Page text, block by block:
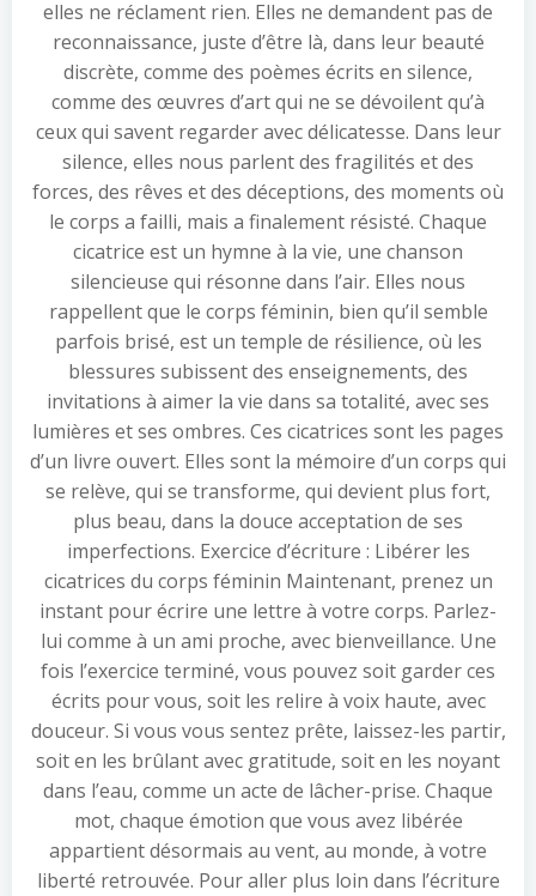
elles ne réclament rien. Elles ne demandent pas de
reconnaissance, juste d’être là, dans leur beauté
discrète, comme des poèmes écrits en silence,
comme des œuvres d’art qui ne se dévoilent qu’à
ceux qui savent regarder avec délicatesse. Dans leur
silence, elles nous parlent des fragilités et des
forces, des rêves et des déceptions, des moments où
le corps a failli, mais a finalement résisté. Chaque
cicatrice est un hymne à la vie, une chanson
silencieuse qui résonne dans l’air. Elles nous
rappellent que le corps féminin, bien qu’il semble
parfois brisé, est un temple de résilience, où les
blessures subissent des enseignements, des
invitations à aimer la vie dans sa totalité, avec ses
lumières et ses ombres. Ces cicatrices sont les pages
d’un livre ouvert. Elles sont la mémoire d’un corps qui
se relève, qui se transforme, qui devient plus fort,
plus beau, dans la douce acceptation de ses
imperfections. Exercice d’écriture : Libérer les
cicatrices du corps féminin Maintenant, prenez un
instant pour écrire une lettre à votre corps. Parlez-
lui comme à un ami proche, avec bienveillance. Une
fois l’exercice terminé, vous pouvez soit garder ces
écrits pour vous, soit les relire à voix haute, avec
douceur. Si vous vous sentez prête, laissez-les partir,
soit en les brûlant avec gratitude, soit en les noyant
dans l’eau, comme un acte de lâcher-prise. Chaque
mot, chaque émotion que vous avez libérée
appartient désormais au vent, au monde, à votre
liberté retrouvée. Pour aller plus loin dans l’écriture